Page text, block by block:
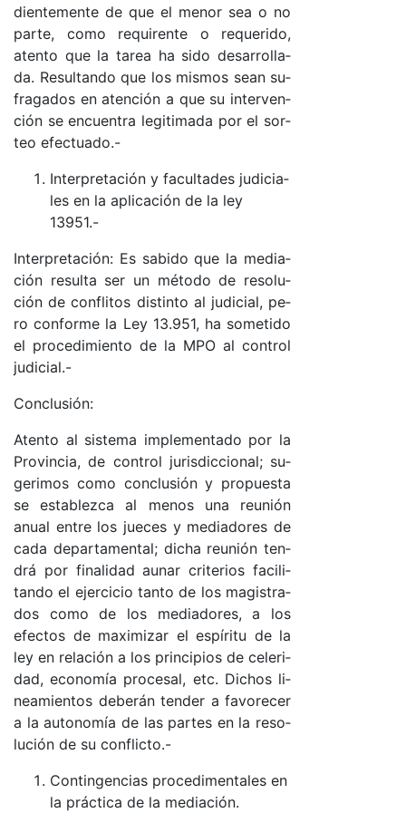
dien­te­men­te de que el me­nor sea o no
par­te, co­mo re­qui­ren­te o re­que­ri­do,
aten­to que la ta­rea ha si­do de­sa­rro­lla­
da. Re­sul­tan­do que los mis­mos sean su­
fra­ga­dos en aten­ción a que su in­ter­ven­
ción se en­cuen­tra le­gi­ti­ma­da por el sor­
teo efec­tua­do­.-
In­ter­pre­ta­ción y fa­cul­ta­des ju­di­cia­
les en la apli­ca­ción de la ley
13951.-
In­ter­pre­ta­ció­n: Es sa­bi­do que la me­dia­
ción re­sul­ta ser un mé­to­do de re­so­lu­
ción de con­fli­tos dis­tin­to al ju­di­cia­l, pe­
ro con­for­me la Ley 13.951, ha so­me­ti­do
el pro­ce­di­mien­to de la MPO al con­trol
ju­di­cia­l.-
Con­clu­sió­n:
Aten­to al sis­te­ma im­ple­men­ta­do por la
Pro­vin­cia, de con­trol ju­ris­dic­cio­na­l; su­
ge­ri­mos co­mo con­clu­sión y pro­pues­ta
se es­ta­blez­ca al me­nos una reu­nión
anual en­tre los jue­ces y me­dia­do­res de
ca­da de­par­ta­men­ta­l; di­cha reu­nión ten­
drá por fi­na­li­dad au­nar cri­te­rios fa­ci­li­
tan­do el ejer­ci­cio tan­to de los ma­gis­tra­
dos co­mo de los me­dia­do­res, a los
efec­tos de ma­xi­mi­zar el es­píri­tu de la
ley en re­la­ción a los prin­ci­pios de ce­le­ri­
da­d, eco­no­mía pro­ce­sal, etc. Di­chos li­
nea­mien­tos de­be­rán ten­der a fa­vo­re­cer
a la au­to­no­mía de las par­tes en la re­so­
lu­ción de su con­flic­to­.-
Con­tin­gen­cias pro­ce­di­men­ta­les en
la prác­ti­ca de la me­dia­ció­n.